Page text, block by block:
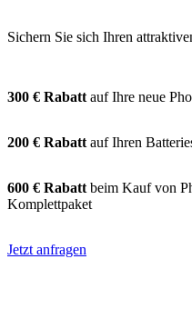
Sichern Sie sich Ihren
300 € Rabatt auf Ihre neue
200 € Rabatt auf Ihren
600 € Rabatt beim Kauf von
Komplettpaket
Jetzt anfragen